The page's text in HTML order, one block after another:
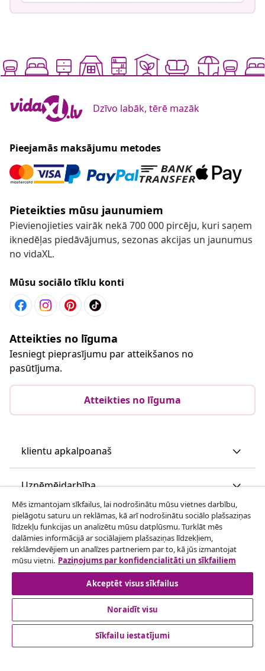
Dzīvo labāk, tērē mazāk
Pieejamās maksājumu metodes
Pieteikties mūsu jaunumiem
Pievienojieties vairāk nekā 700 000 pircēju, kuri saņem
iknedēļas piedāvājumus, sezonas akcijas un jaunumus
no vidaXL.
Mūsu sociālo tīklu konti
Atteikties no līguma
Iesniegt pieprasījumu par atteikšanos no
pasūtījuma.
Atteikties no līguma
klientu apkalpoanaš
Uzņēmējdarbība
vidaXL
Apskatiet vairāk
© 2008-2026 vidaXL www.vidaxl.lv ir vidaXL Marketplace
Mēs izmantojam sīkfailus, lai nodrošinātu mūsu vietnes darbību,
pielāgotu saturu un reklāmas, kā arī nodrošinātu sociālo plašsaziņas
līdzekļu funkcijas un analizētu mūsu datplūsmu. Turklāt mēs
dalāmies informācijā ar sociālajiem plašsaziņas līdzekļiem,
reklāmdevējiem un analīzes partneriem par to, kā jūs izmantojat
mūsu vietni. Paziņojums par konfidencialitāti un sīkfailiem
Akceptēt visus sīkfailus
Noraidīt visu
Sīkfailu iestatījumi